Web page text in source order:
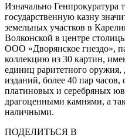
Изначально Генпрокуратура
государственную казну
земельных участков в
Волконской в центре
ООО «Дворянское гнездо»,
коллекцию из 30 картин,
единиц раритетного оружия,
изданий, более 40 пар
платиновых и серебряных
драгоценными камнями, а
наличными.
ПОДЕЛИТЬСЯ В